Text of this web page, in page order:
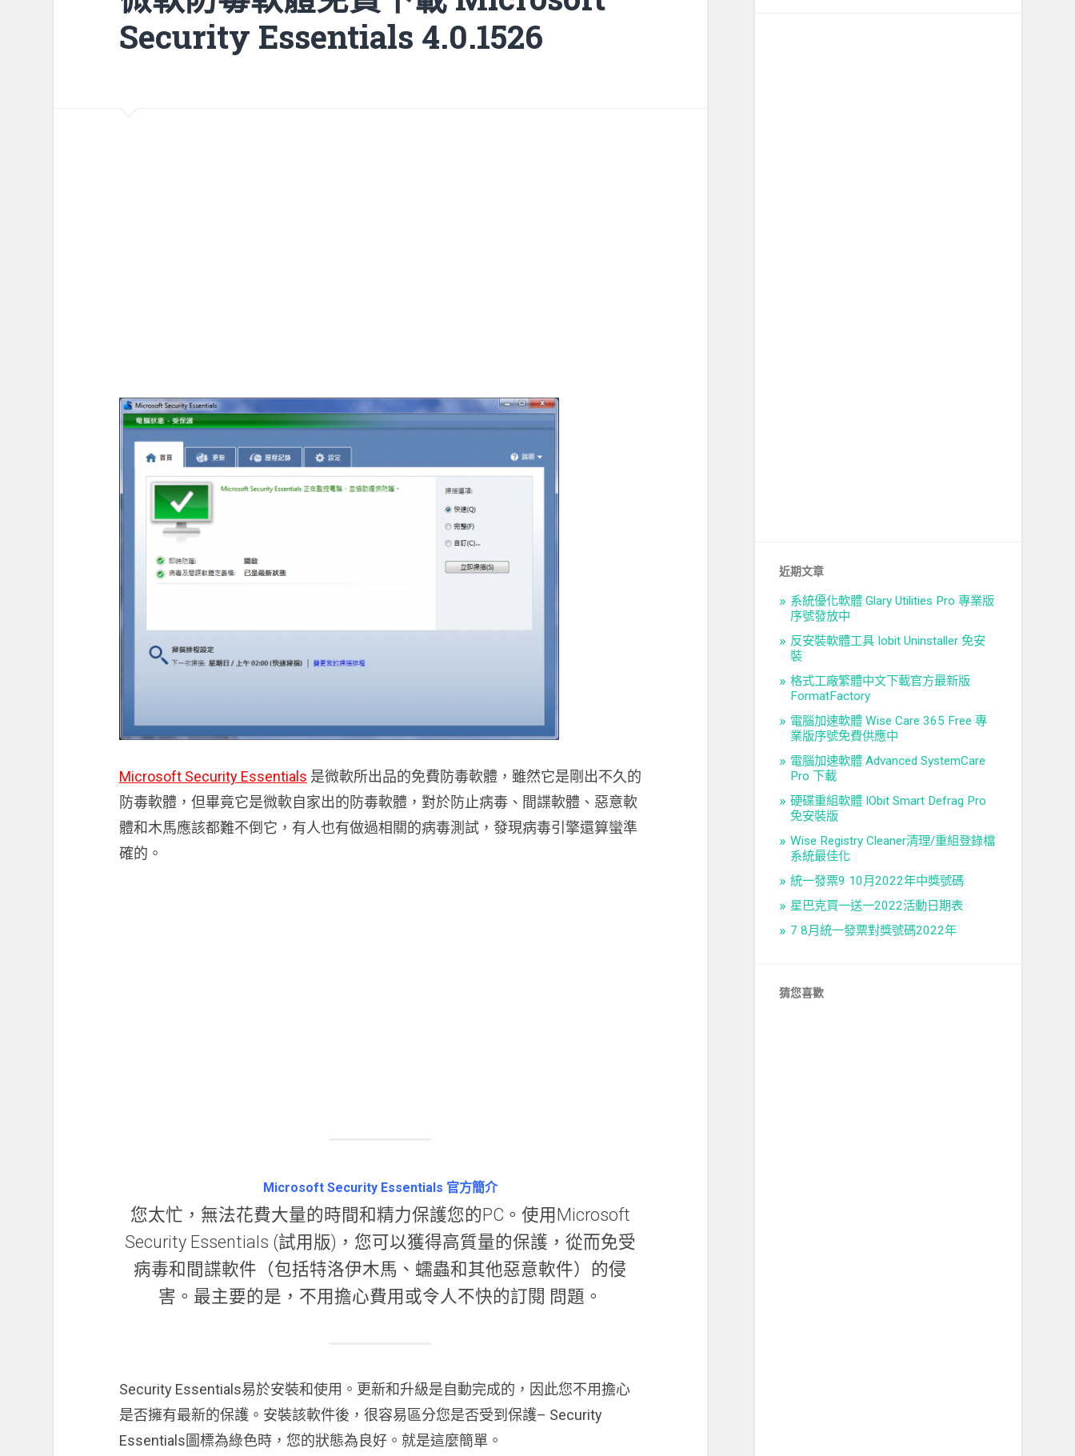
Security Essentials 4.0.1526
Microsoft Security Essentials 是微軟所出品的免費防毒軟體，雖然它是剛出不久的
防毒軟體，但畢竟它是微軟自家出的防毒軟體，對於防止病毒、間諜軟體、惡意軟
體和木馬應該都難不倒它，有人也有做過相關的病毒測試，發現病毒引擎還算蠻準
確的。
Microsoft Security Essentials 官方簡介
您太忙，無法花費大量的時間和精力保護您的PC。使用Microsoft
Security Essentials (試用版)，您可以獲得高質量的保護，從而免受
病毒和間諜軟件（包括特洛伊木馬、蠕蟲和其他惡意軟件）的侵
害。最主要的是，不用擔心費用或令人不快的訂閱 問題。
Security Essentials易於安裝和使用。更新和升級是自動完成的，因此您不用擔心
是否擁有最新的保護。安裝該軟件後，很容易區分您是否受到保護– Security
Essentials圖標為綠色時，您的狀態為良好。就是這麼簡單。
近期文章
系統優化軟體 Glary Utilities Pro 專業版
序號發放中
反安裝軟體工具 Iobit Uninstaller 免安
裝
格式工廠繁體中文下載官方最新版
FormatFactory
電腦加速軟體 Wise Care 365 Free 專
業版序號免費供應中
電腦加速軟體 Advanced SystemCare
Pro 下載
硬碟重組軟體 IObit Smart Defrag Pro
免安裝版
Wise Registry Cleaner清理/重組登錄檔
系統最佳化
統一發票9 10月2022年中獎號碼
星巴克買一送一2022活動日期表
7 8月統一發票對獎號碼2022年
猜您喜歡